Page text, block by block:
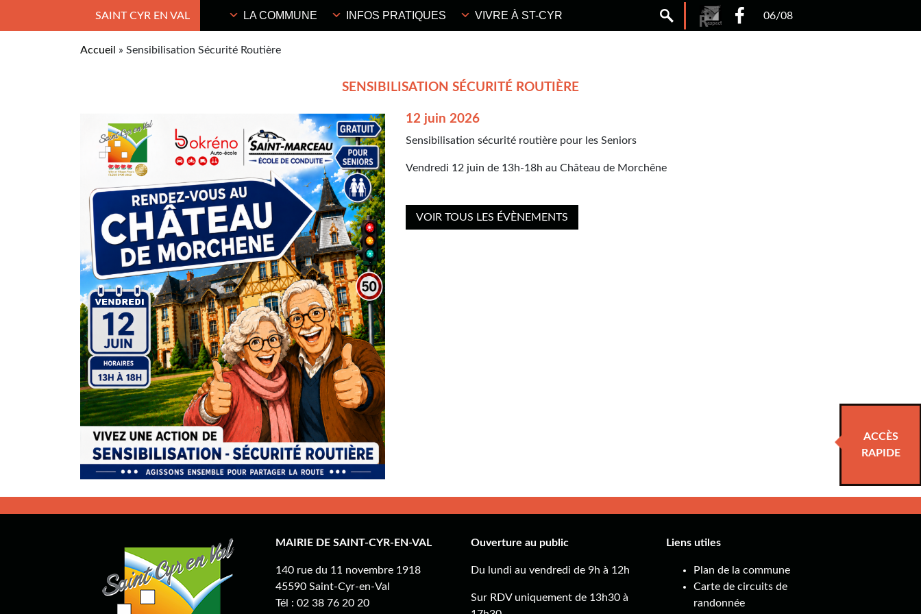
SAINT CYR EN VAL LA COMMUNE INFOS PRATIQUES VIVRE À ST-CYR 06/08
ACCÈS
RAPIDE
Accueil » Sensibilisation Sécurité Routière
SENSIBILISATION SÉCURITÉ ROUTIÈRE
12 juin 2026
Sensibilisation sécurité routière pour les Seniors
Vendredi 12 juin de 13h-18h au Château de Morchêne
VOIR TOUS LES ÉVÈNEMENTS
MAIRIE DE SAINT-CYR-EN-VAL
140 rue du 11 novembre 1918
45590 Saint-Cyr-en-Val
Tél : 02 38 76 20 20
Ouverture au public
Du lundi au vendredi de 9h à 12h
Sur RDV uniquement de 13h30 à
Liens utiles
Plan de la commune
Carte de circuits de
randonnée